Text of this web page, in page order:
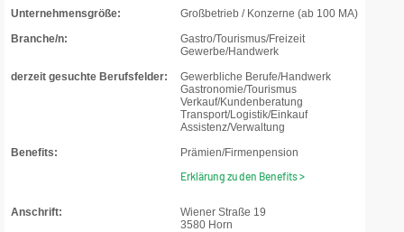
Unternehmensgröße:
Großbetrieb / Konzerne (ab 100 MA)
Branche/n:
Gastro/Tourismus/Freizeit
Gewerbe/Handwerk
derzeit gesuchte Berufsfelder:
Gewerbliche Berufe/Handwerk
Gastronomie/Tourismus
Verkauf/Kundenberatung
Transport/Logistik/Einkauf
Assistenz/Verwaltung
Benefits:
Prämien/Firmenpension
Erklärung zu den Benefits >
Anschrift:
Wiener Straße 19
3580 Horn